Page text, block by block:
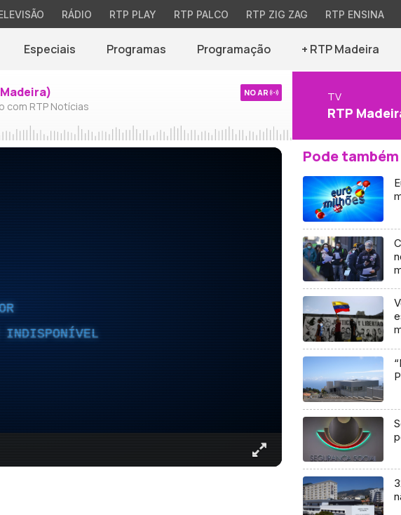
RÁDIO RTP PLAY RTP PALCO RTP ZIG ZAG RTP ENSINA
Especiais Programas Programação + RTP Madeira
com RTP Notícias
NO AR TV
RTP
INDISPONÍVEL
Pode